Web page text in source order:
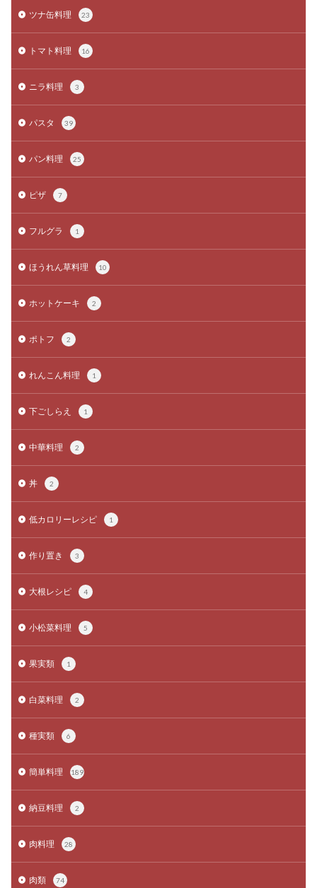
ツナ缶料理 23
トマト料理 16
ニラ料理 3
パスタ 39
パン料理 25
ピザ 7
フルグラ 1
ほうれん草料理 10
ホットケーキ 2
ポトフ 2
れんこん料理 1
下ごしらえ 1
中華料理 2
丼 2
低カロリーレシピ 1
作り置き 3
大根レシピ 4
小松菜料理 5
果実類 1
白菜料理 2
種実類 6
簡単料理 189
納豆料理 2
肉料理 28
肉類 74